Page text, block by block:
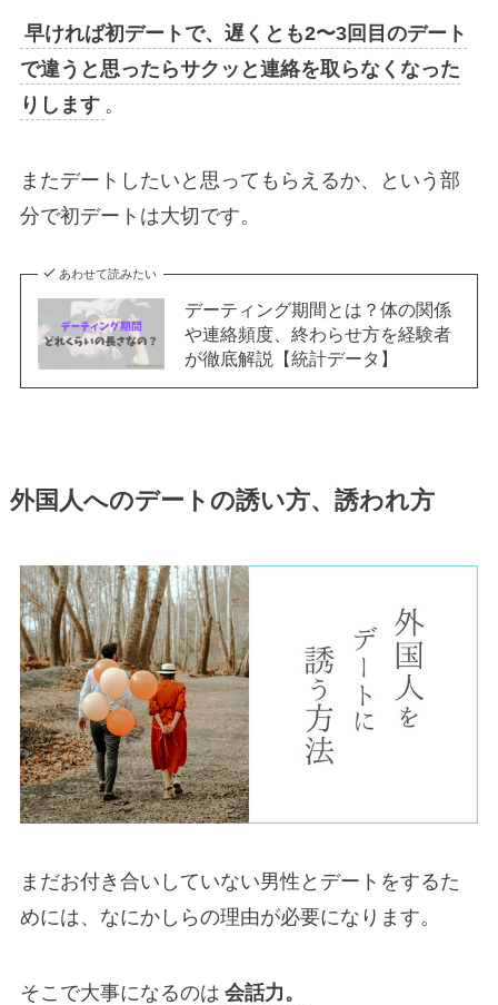
早ければ初デートで、遅くとも2〜3回目のデート
で違うと思ったらサクッと連絡を取らなくなった
りします 。
またデートしたいと思ってもらえるか、という部
分で初デートは大切です。
あわせて読みたい
デーティング期間とは？体の関係
や連絡頻度、終わらせ方を経験者
が徹底解説【統計データ】
外国人へのデートの誘い方、誘われ方
まだお付き合いしていない男性とデートをするた
めには、なにかしらの理由が必要になります。
そこで大事になるのは 会話力。